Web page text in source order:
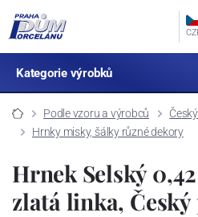
Kategorie výrobků
Podle vzoru a výrobců
Hrnky misky, šálky různé dekory
Hrnek Selský
zlatá linka, Český